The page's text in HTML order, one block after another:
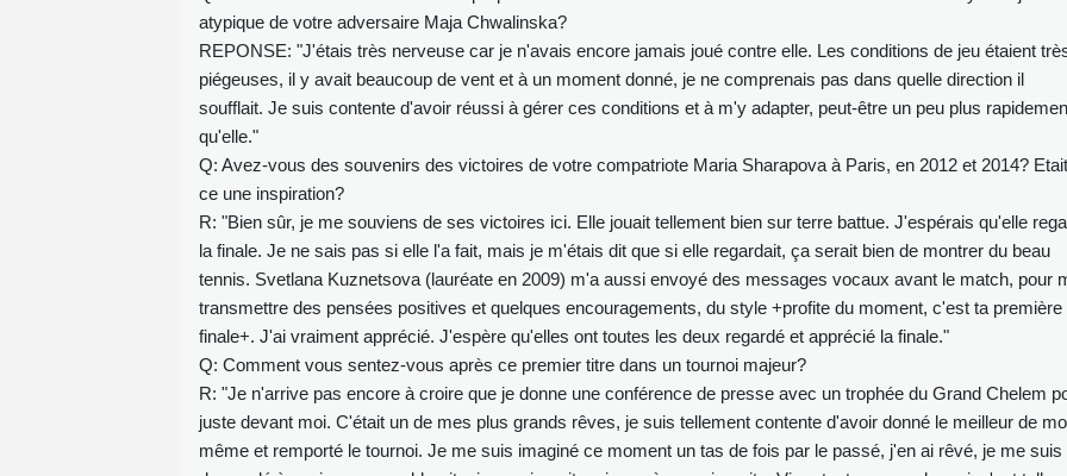
atypique de votre adversaire Maja Chwalinska?
REPONSE: "J'étais très nerveuse car je n'avais encore jamais joué contre elle. Les conditions de jeu étaient
piégeuses, il y avait beaucoup de vent et à un moment donné, je ne comprenais pas dans quelle direction il
soufflait. Je suis contente d'avoir réussi à gérer ces conditions et à m'y adapter, peut-être un peu plus
qu'elle."
Q: Avez-vous des souvenirs des victoires de votre compatriote Maria Sharapova à Paris, en 2012 et 2014?
ce une inspiration?
R: "Bien sûr, je me souviens de ses victoires ici. Elle jouait tellement bien sur terre battue. J'espérais qu'elle
la finale. Je ne sais pas si elle l'a fait, mais je m'étais dit que si elle regardait, ça serait bien de montrer du beau
tennis. Svetlana Kuznetsova (lauréate en 2009) m'a aussi envoyé des messages vocaux avant le match, pour
transmettre des pensées positives et quelques encouragements, du style +profite du moment, c'est ta première
finale+. J'ai vraiment apprécié. J'espère qu'elles ont toutes les deux regardé et apprécié la finale."
Q: Comment vous sentez-vous après ce premier titre dans un tournoi majeur?
R: "Je n'arrive pas encore à croire que je donne une conférence de presse avec un trophée du Grand Chelem
juste devant moi. C'était un de mes plus grands rêves, je suis tellement contente d'avoir donné le meilleur de
même et remporté le tournoi. Je me suis imaginé ce moment un tas de fois par le passé, j'en ai rêvé, je me suis